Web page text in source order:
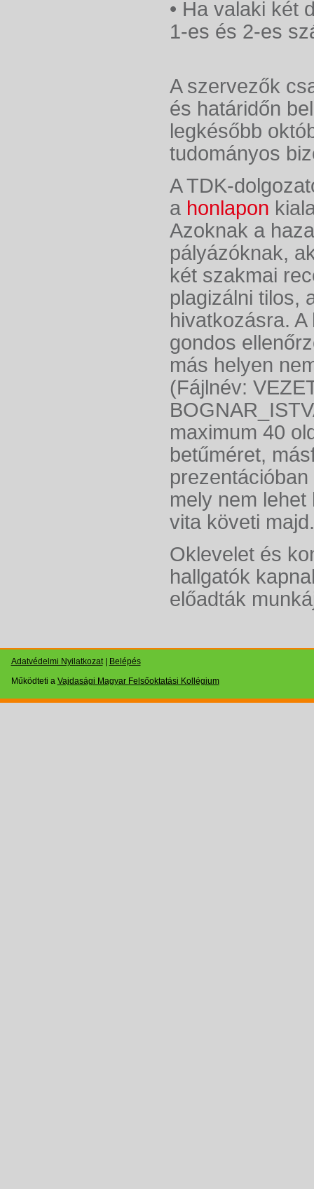
• Ha valaki két
1-es és 2-es
A szervezők
és határidőn
legkésőbb
tudományos
A TDK-
a honlapon
Azoknak a
pályázóknak,
két szakmai
plagizálni tilos,
hivatkozásra.
gondos
más helyen
(Fájlnév:
maximum 40
betűméret,
mely nem
vita követi majd.
Oklevelet és
hallgatók
előadták
Adatvédelmi Nyilatkozat| Belépés
Működteti a Vajdasági Magyar Felsőoktatási Kollégium